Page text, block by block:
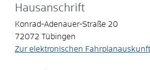
Hausanschrift
Konrad-Adenauer-Straße 20
72072 Tübingen
Zur elektronischen Fahrplanauskunft